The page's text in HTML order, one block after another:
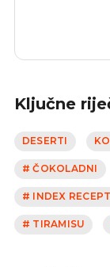
Ključne
DESERTI
# ČOKOLADNI
# INDEX
# TIRAMISU